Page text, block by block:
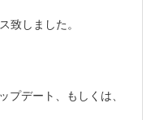
致しました。
プデート、もしくは、